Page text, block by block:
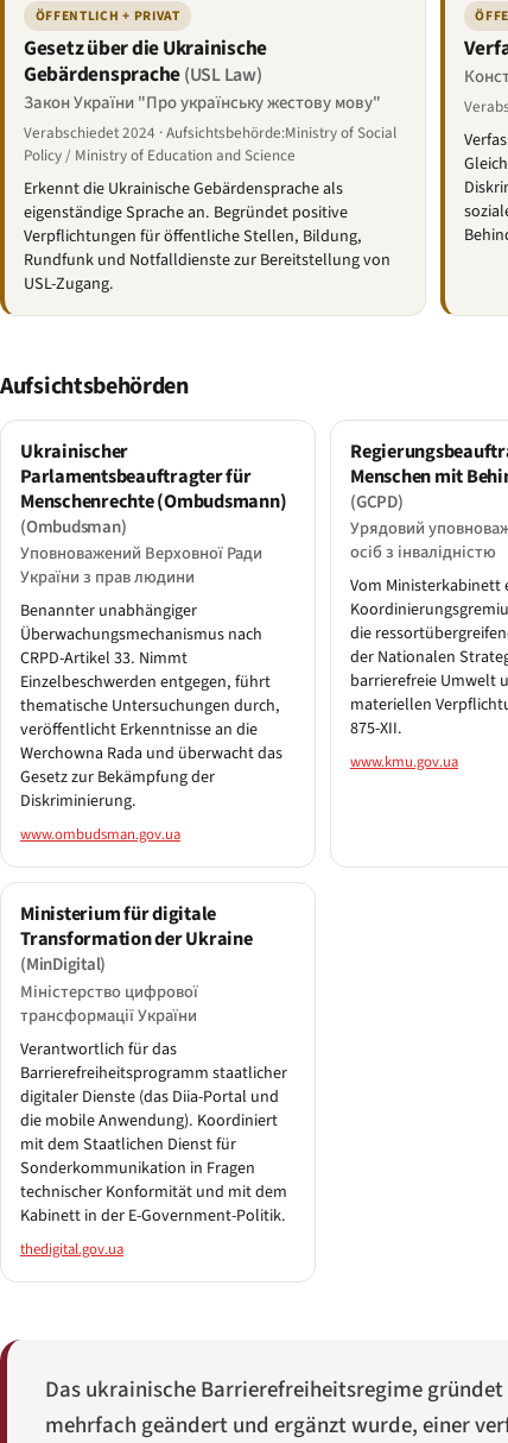
ÖFFENTLICH + PRIVAT
Gesetz über die Ukrainische
Gebärdensprache(USL Law)
Закон України "Про українську жестову мову"
Verabschiedet 2024 · Aufsichtsbehörde:Ministry of Social
Policy / Ministry of Education and Science
Erkennt die Ukrainische Gebärdensprache als
eigenständige Sprache an. Begründet positive
Verpflichtungen für öffentliche Stellen, Bildung,
Rundfunk und Notfalldienste zur Bereitstellung von
USL-Zugang.
Aufsichtsbehörden
Ukrainischer
Parlamentsbeauftragter für
Menschenrechte (Ombudsmann)
(Ombudsman)
Уповноважений Верховної Ради
України з прав людини
Benannter unabhängiger
Überwachungsmechanismus nach
CRPD-Artikel 33. Nimmt
Einzelbeschwerden entgegen, führt
thematische Untersuchungen durch,
veröffentlicht Erkenntnisse an die
Werchowna Rada und überwacht das
Gesetz zur Bekämpfung der
Diskriminierung.
www.ombudsman.gov.ua
Menschen mit
(GCPD)
Урядовий
осіб з інвалідністю
Vom Ministerkabinett
die
der Nationalen
barrierefreie Umwelt
materiellen
875-XII.
www.kmu.gov.ua
Ministerium für digitale
Transformation der Ukraine
(MinDigital)
Міністерство цифрової
трансформації України
Verantwortlich für das
Barrierefreiheitsprogramm staatlicher
digitaler Dienste (das Diia-Portal und
die mobile Anwendung). Koordiniert
mit dem Staatlichen Dienst für
Sonderkommunikation in Fragen
technischer Konformität und mit dem
Kabinett in der E-Government-Politik.
thedigital.gov.ua
Das ukrainische Barrierefreiheitsregime
mehrfach geändert und ergänzt wurde, einer